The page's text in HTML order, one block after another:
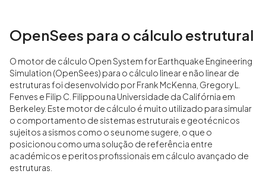
OpenSees para o cálculo estrutural
O motor de cálculo Open System for Earthquake Engineering
Simulation (OpenSees) para o cálculo linear e não linear de
estruturas foi desenvolvido por Frank McKenna, Gregory L.
Fenves e Filip C. Filippou na Universidade da Califórnia em
Berkeley. Este motor de cálculo é muito utilizado para simular
o comportamento de sistemas estruturais e geotécnicos
sujeitos a sismos como o seu nome sugere, o que o
posicionou como uma solução de referência entre
académicos e peritos profissionais em cálculo avançado de
estruturas.